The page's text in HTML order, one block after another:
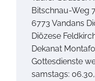
Bitschnau-Weg
6773 Vandans
Diözese
Dekanat
Gottesdienste
samstags: